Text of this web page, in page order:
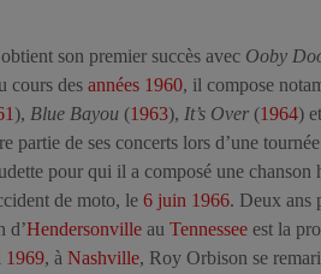
son premier succès avec Ooby
cours des années 1960, il compose
), Blue Bayou (1963), It’s Over (1964) et
partie de ses concerts lors d’une
pour qui il a composé une
de moto, le 6 juin 1966. Deux ans
d’Hendersonville au Tennessee est la
1969, à Nashville, Roy Orbison se